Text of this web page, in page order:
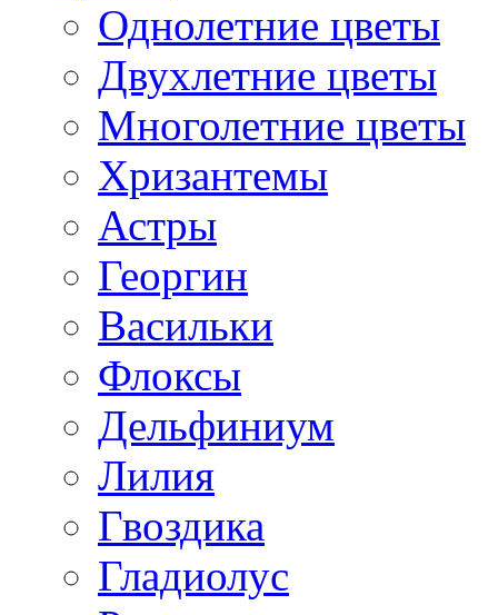
Однолетние цветы
Двухлетние цветы
Многолетние цветы
Хризантемы
Астры
Георгин
Васильки
Флоксы
Дельфиниум
Лилия
Гвоздика
Гладиолус